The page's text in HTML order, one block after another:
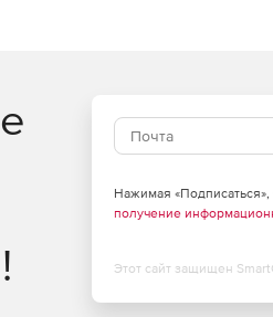
сервисных задач, включая
и др.
развертывания сервисных планов
за состоянием политик на
Нажимая «Подписаться»,
получение
Этот сайт защищен